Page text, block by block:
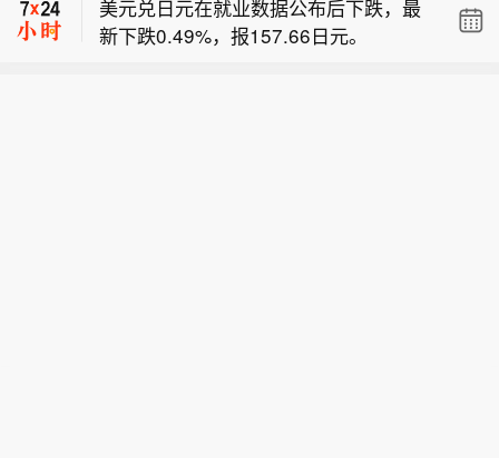
美元兑日元在就业数据公布后下跌，最
新下跌0.49%，报157.66日元。